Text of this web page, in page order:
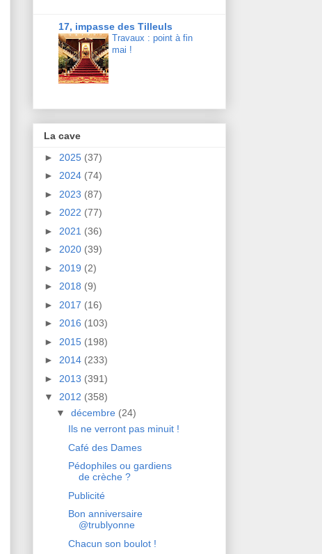
17, impasse des Tilleuls
Travaux : point à fin
mai !
La cave
► 2025 (37)
► 2024 (74)
► 2023 (87)
► 2022 (77)
► 2021 (36)
► 2020 (39)
► 2019 (2)
► 2018 (9)
► 2017 (16)
► 2016 (103)
► 2015 (198)
► 2014 (233)
► 2013 (391)
▼ 2012 (358)
▼ décembre (24)
Ils ne verront pas minuit !
Café des Dames
Pédophiles ou gardiens
de crèche ?
Publicité
Bon anniversaire
@trublyonne
Chacun son boulot !